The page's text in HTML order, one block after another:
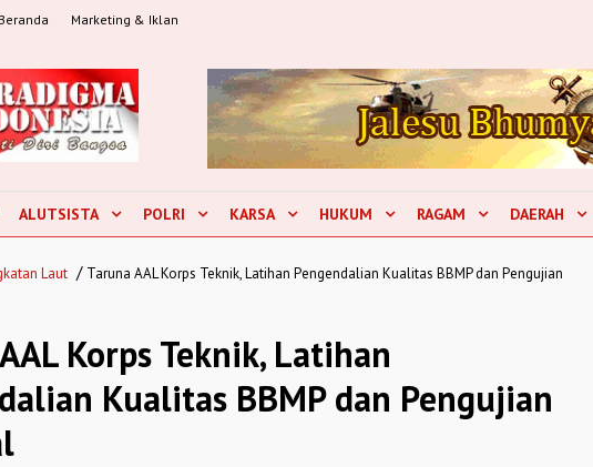
Beranda Marketing & Iklan
ALUTSISTA POLRI KARSA HUKUM RAGAM DAERAH
Laut / Taruna AAL Korps Teknik, Latihan Pengendalian Kualitas BBMP dan Pengujian
Korps Teknik, Latihan
Kualitas BBMP dan Pengujian